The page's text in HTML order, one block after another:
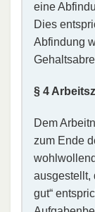
eine
Dies
Abfindung
§ 4
Dem
zum Ende
ausgestellt,
gut“